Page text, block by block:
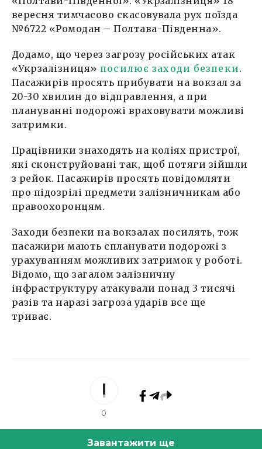
вересня тимчасово скасовувала рух поїзда
№6722 «Ромодан – Полтава-Південна».
Додамо, що через загрозу російських атак
«Укрзалізниця»посилює заходи безпеки.
Пасажирів просять прибувати на вокзал за
20-30 хвилин до відправлення, а при
плануванні подорожі враховувати можливі
затримки.
Працівники знаходять на коліях пристрої,
які сконструйовані так, щоб потяги зійшли
з рейок. Пасажирів просять повідомляти
про підозрілі предмети залізничникам або
правоохоронцям.
Заходи безпеки на вокзалах посилять, тож
пасажири мають спланувати подорожі з
урахуванням можливих затримок у роботі.
Відомо, що загалом залізничну
інфраструктуру атакували понад 3 тисячі
разів та наразі загроза ударів все ще
триває.
0
Завантажити ще